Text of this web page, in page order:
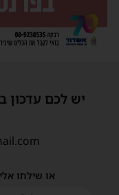
יש לכם עדכון
או שילחו